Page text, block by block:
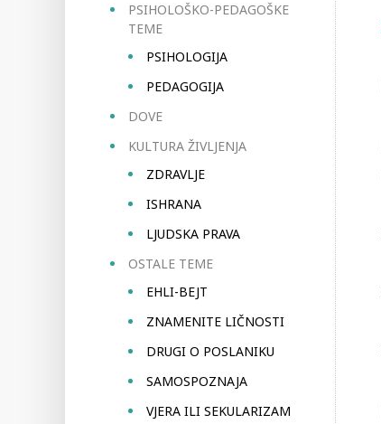
PSIHOLOŠKO-PEDAGOŠKE
TEME
PSIHOLOGIJA
PEDAGOGIJA
DOVE
KULTURA ŽIVLJENJA
ZDRAVLJE
ISHRANA
LJUDSKA PRAVA
OSTALE TEME
EHLI-BEJT
ZNAMENITE LIČNOSTI
DRUGI O POSLANIKU
SAMOSPOZNAJA
VJERA ILI SEKULARIZAM